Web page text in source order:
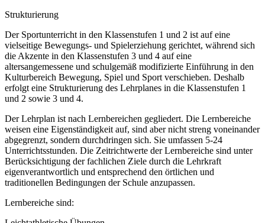
Strukturierung
Der Sportunterricht in den Klassenstufen 1 und 2 ist auf eine
vielseitige Bewegungs- und Spielerziehung gerichtet, während sich
die Akzente in den Klassenstufen 3 und 4 auf eine
altersangemessene und schulgemäß modifizierte Einführung in den
Kulturbereich Bewegung, Spiel und Sport verschieben. Deshalb
erfolgt eine Strukturierung des Lehrplanes in die Klassenstufen 1
und 2 sowie 3 und 4.
Der Lehrplan ist nach Lernbereichen gegliedert. Die Lernbereiche
weisen eine Eigenständigkeit auf, sind aber nicht streng voneinander
abgegrenzt, sondern durchdringen sich. Sie umfassen 5-24
Unterrichtsstunden. Die Zeitrichtwerte der Lernbereiche sind unter
Berücksichtigung der fachlichen Ziele durch die Lehrkraft
eigenverantwortlich und entsprechend den örtlichen und
traditionellen Bedingungen der Schule anzupassen.
Lernbereiche sind: